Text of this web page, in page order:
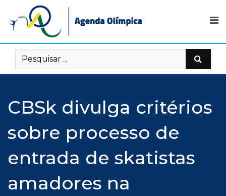
content
CBSk divulga critérios
sobre processo de
entrada de skatistas
amadores na